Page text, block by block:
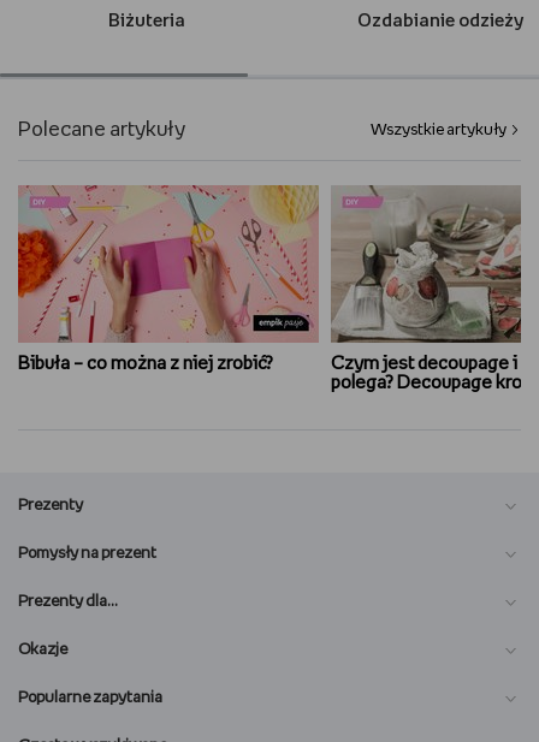
Biżuteria Ozdabianie odzieży
Polecane artykuły Wszystkie artykuły
Bibuła – co można z niej zrobić?
Czym jest decoupage i
polega? Decoupage krok
Prezenty
Pomysły na prezent
Prezenty dla…
Okazje
Popularne zapytania